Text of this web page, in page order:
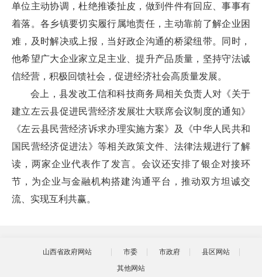
单位主动协调，杜绝推诿扯皮，做到件件有回应、事事有
着落。各乡镇要切实履行属地责任，主动靠前了解企业困
难，及时解决或上报，当好政企沟通的桥梁纽带。同时，
他希望广大企业家立足主业、提升产品质量，坚持守法诚
信经营，积极回馈社会，促进经济社会高质量发展。
会上，县发改工信和科技商务局相关负责人对《关于
建立左云县促进民营经济发展壮大联席会议制度的通知》
《左云县民营经济诉求办理实施方案》及《中华人民共和
国民营经济促进法》等相关政策文件、法律法规进行了解
读，两家企业代表作了发言。会议还安排了银企对接环
节，为企业与金融机构搭建沟通平台，推动双方坦诚交
流、实现互利共赢。
山西省政府网站 市委 市政府
县区网站
其他网站